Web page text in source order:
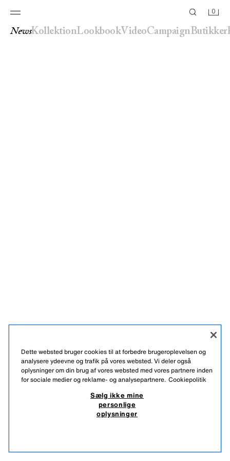
0
news kollektion lookbook video campaign butikker
Dette websted bruger cookies til at forbedre brugeroplevelsen og
analysere ydeevne og trafik på vores websted. Vi deler også
oplysninger om din brug af vores websted med vores partnere inden
for sociale medier og reklame- og analysepartnere. Cookiepolitik
Sælg ikke mine
personlige
oplysninger